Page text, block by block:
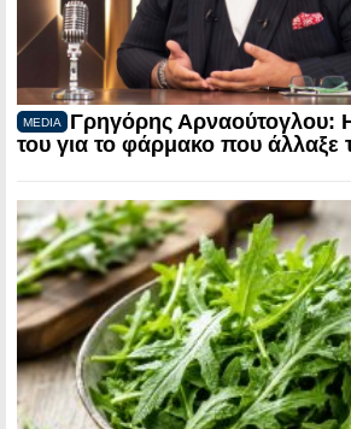
MEDIA
Γρηγόρης Αρναούτογλου:
του για το φάρμακο που άλλαξε